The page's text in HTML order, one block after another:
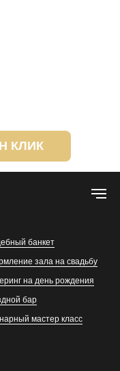
КЛИК
банкет
зала на свадьбу
на день рождения
бар
мастер класс